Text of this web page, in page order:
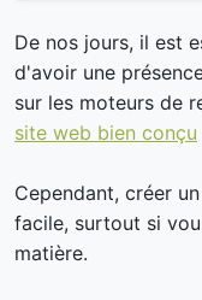
De nos jours, il est
d'avoir une
sur les moteurs de
site web bien conçu
Cependant, créer
facile, surtout si
matière.